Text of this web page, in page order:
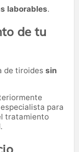
laborables.
de tu
de tiroides sin
para
tratamiento